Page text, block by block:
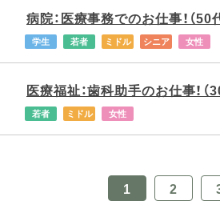
病院：医療事務でのお仕事！（50
学生 若者 ミドル シニア 女性
医療福祉：歯科助手のお仕事！（
若者 ミドル 女性
1 2